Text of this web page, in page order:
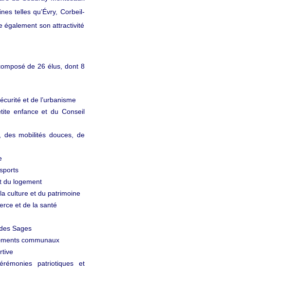
telles qu’Évry, Corbeil-
également son attractivité
de 26 élus, dont 8
et de l’urbanisme
enfance et du Conseil
mobilités douces, de
du logement
culture et du patrimoine
et de la santé
Sages
communaux
patriotiques et